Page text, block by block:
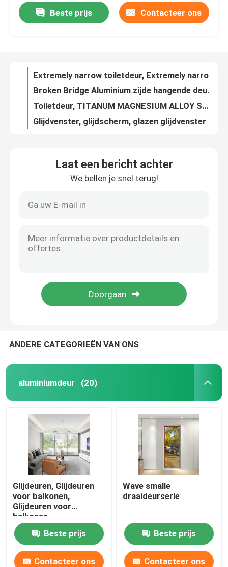
Kwaliteitscontrole
Contact de V.S.
aluminium venster
Beste prijs Contacteer ons
Balkon-schuifraam, aluminiumlegeringsschuifraam, brugbrekende schuifraam
Glijven, drie spoor glijven, glijven
Glijven, netten, glijven, glijven
Jinjue schuifvenster
MODERNE Glijven, MOSCITOSTEEKEN Glijven
Berlijnse ruit
Berlijnse ruit
Laat een bericht achter
We bellen je snel terug!
ANDERE CATEGORIEËN VAN ONS
aluminiumdeur (20)
Glijdeuren, Glijdeuren
voor balkonen,
Glijdeuren voor
balkonen
Beste prijs
Contacteer ons
Wave smalle
draaideurserie
Beste prijs
Contacteer ons